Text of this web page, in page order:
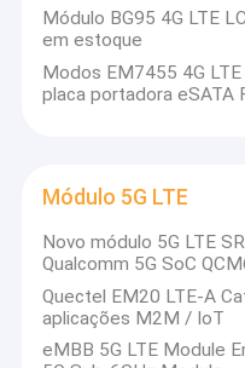
Módulo BG95 4G LTE
em estoque
Modos EM7455 4G
placa portadora eSATA
Módulo 5G LTE
Novo módulo 5G LTE
Qualcomm 5G SoC
Quectel EM20 LTE-A
aplicações M2M / IoT
eMBB 5G LTE Module